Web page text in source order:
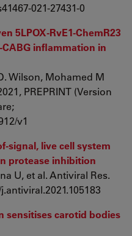
021-27431-0
5LPOX-RvE1-ChemR23
inflammation in
Wilson, Mohamed M
PREPRINT (Version
v1
signal, live cell system
protease inhibition
U, et al. Antiviral Res.
sensitises carotid bodies